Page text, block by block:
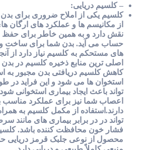
– کلسیم دریایی:
کلسیم یکی از املاح ضروری برای
از مکانیسم ها و عملکرد های ارگان
نقش دارد و به همین خاطر برای
حساب می آید. بدن شما برای ساخت
های مستحکم به کلسیم نیاز دارد از
اصلی ترین منابع ذخیره کلسیم در
کاهش کلسیم دریافتی بدن مجبور به
استخوان ها می شود و این فراید در
تواند باعث ایجاد بیماری استخوانی
اعصاب شما نیز برای عملکرد مناسب
دارند.استفاده از مکمل کلسیم به
تواند در در برابر بیماری های مانند
فشار خون محافظت کننده باشد.
محصول از نوعی جلبک قرمز دریایی